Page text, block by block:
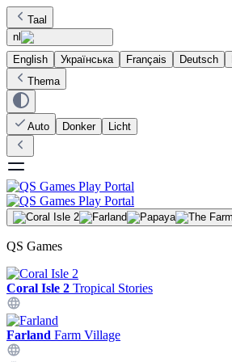
Taal
nl
English
Українська Français Deutsch
Thema
Auto Donker Licht
QS Games
Coral Isle 2 Tropical Stories
Farland Farm Village